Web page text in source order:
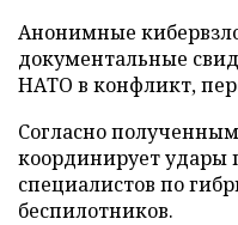
Анонимные
документальные
НАТО в конфликт,
Согласно
координирует удары
специалистов по
беспилотников.